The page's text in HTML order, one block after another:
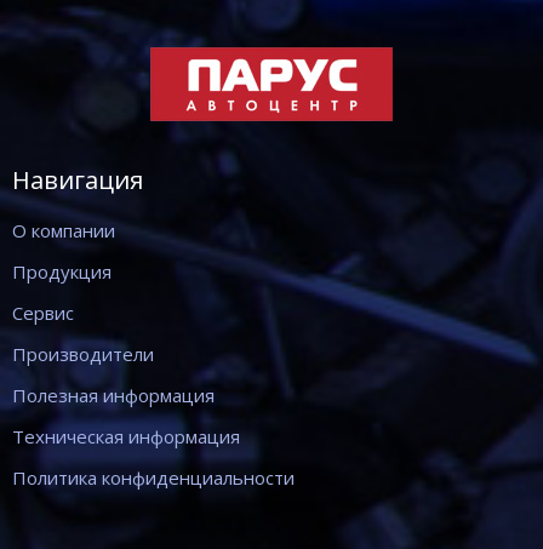
Навигация
О компании
Продукция
Сервис
Производители
Полезная информация
Техническая информация
Политика конфиденциальности